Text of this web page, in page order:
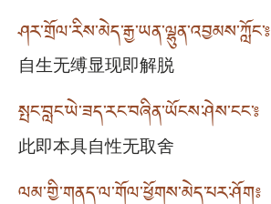
ཤར་གྲོལ་རིས་མེད་རྒྱ་ཡན་ལྷུན་འབྱམས་ཀློང༌༔
自生无缚显现即解脱
སྤང་བླང་ཡེ་ཟད་རང་བཞིན་ཡོངས་ཤེས་ངང༌༔
此即本具自性无取舍